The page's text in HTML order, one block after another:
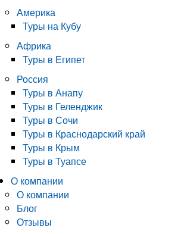
Америка
Туры на Кубу
Африка
Туры в Египет
Россия
Туры в Анапу
Туры в Геленджик
Туры в Сочи
Туры в Краснодарский край
Туры в Крым
Туры в Туапсе
О компании
О компании
Блог
Отзывы